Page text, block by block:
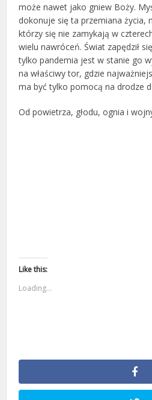
może nawet jako gniew Boży.
dokonuje się ta przemiana życia,
którzy się nie zamykają w
wielu nawróceń. Świat zapędził
tylko pandemia jest w stanie go
na właściwy tor, gdzie
ma być tylko pomocą na drodze
Od powietrza, głodu, ognia i
Like this:
Loading...